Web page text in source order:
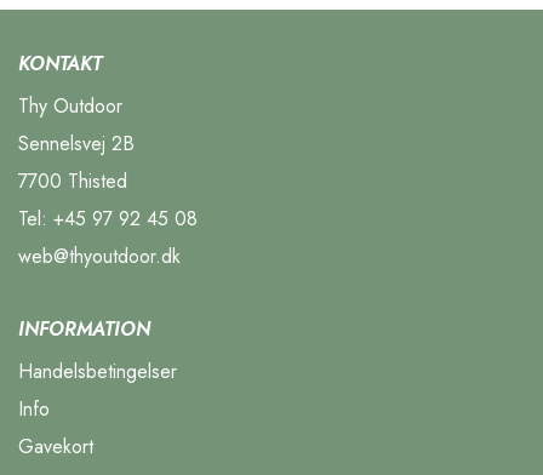
KONTAKT
Thy Outdoor
Sennelsvej 2B
7700 Thisted
Tel: +45 97 92 45 08
web@thyoutdoor.dk
INFORMATION
Handelsbetingelser
Info
Gavekort